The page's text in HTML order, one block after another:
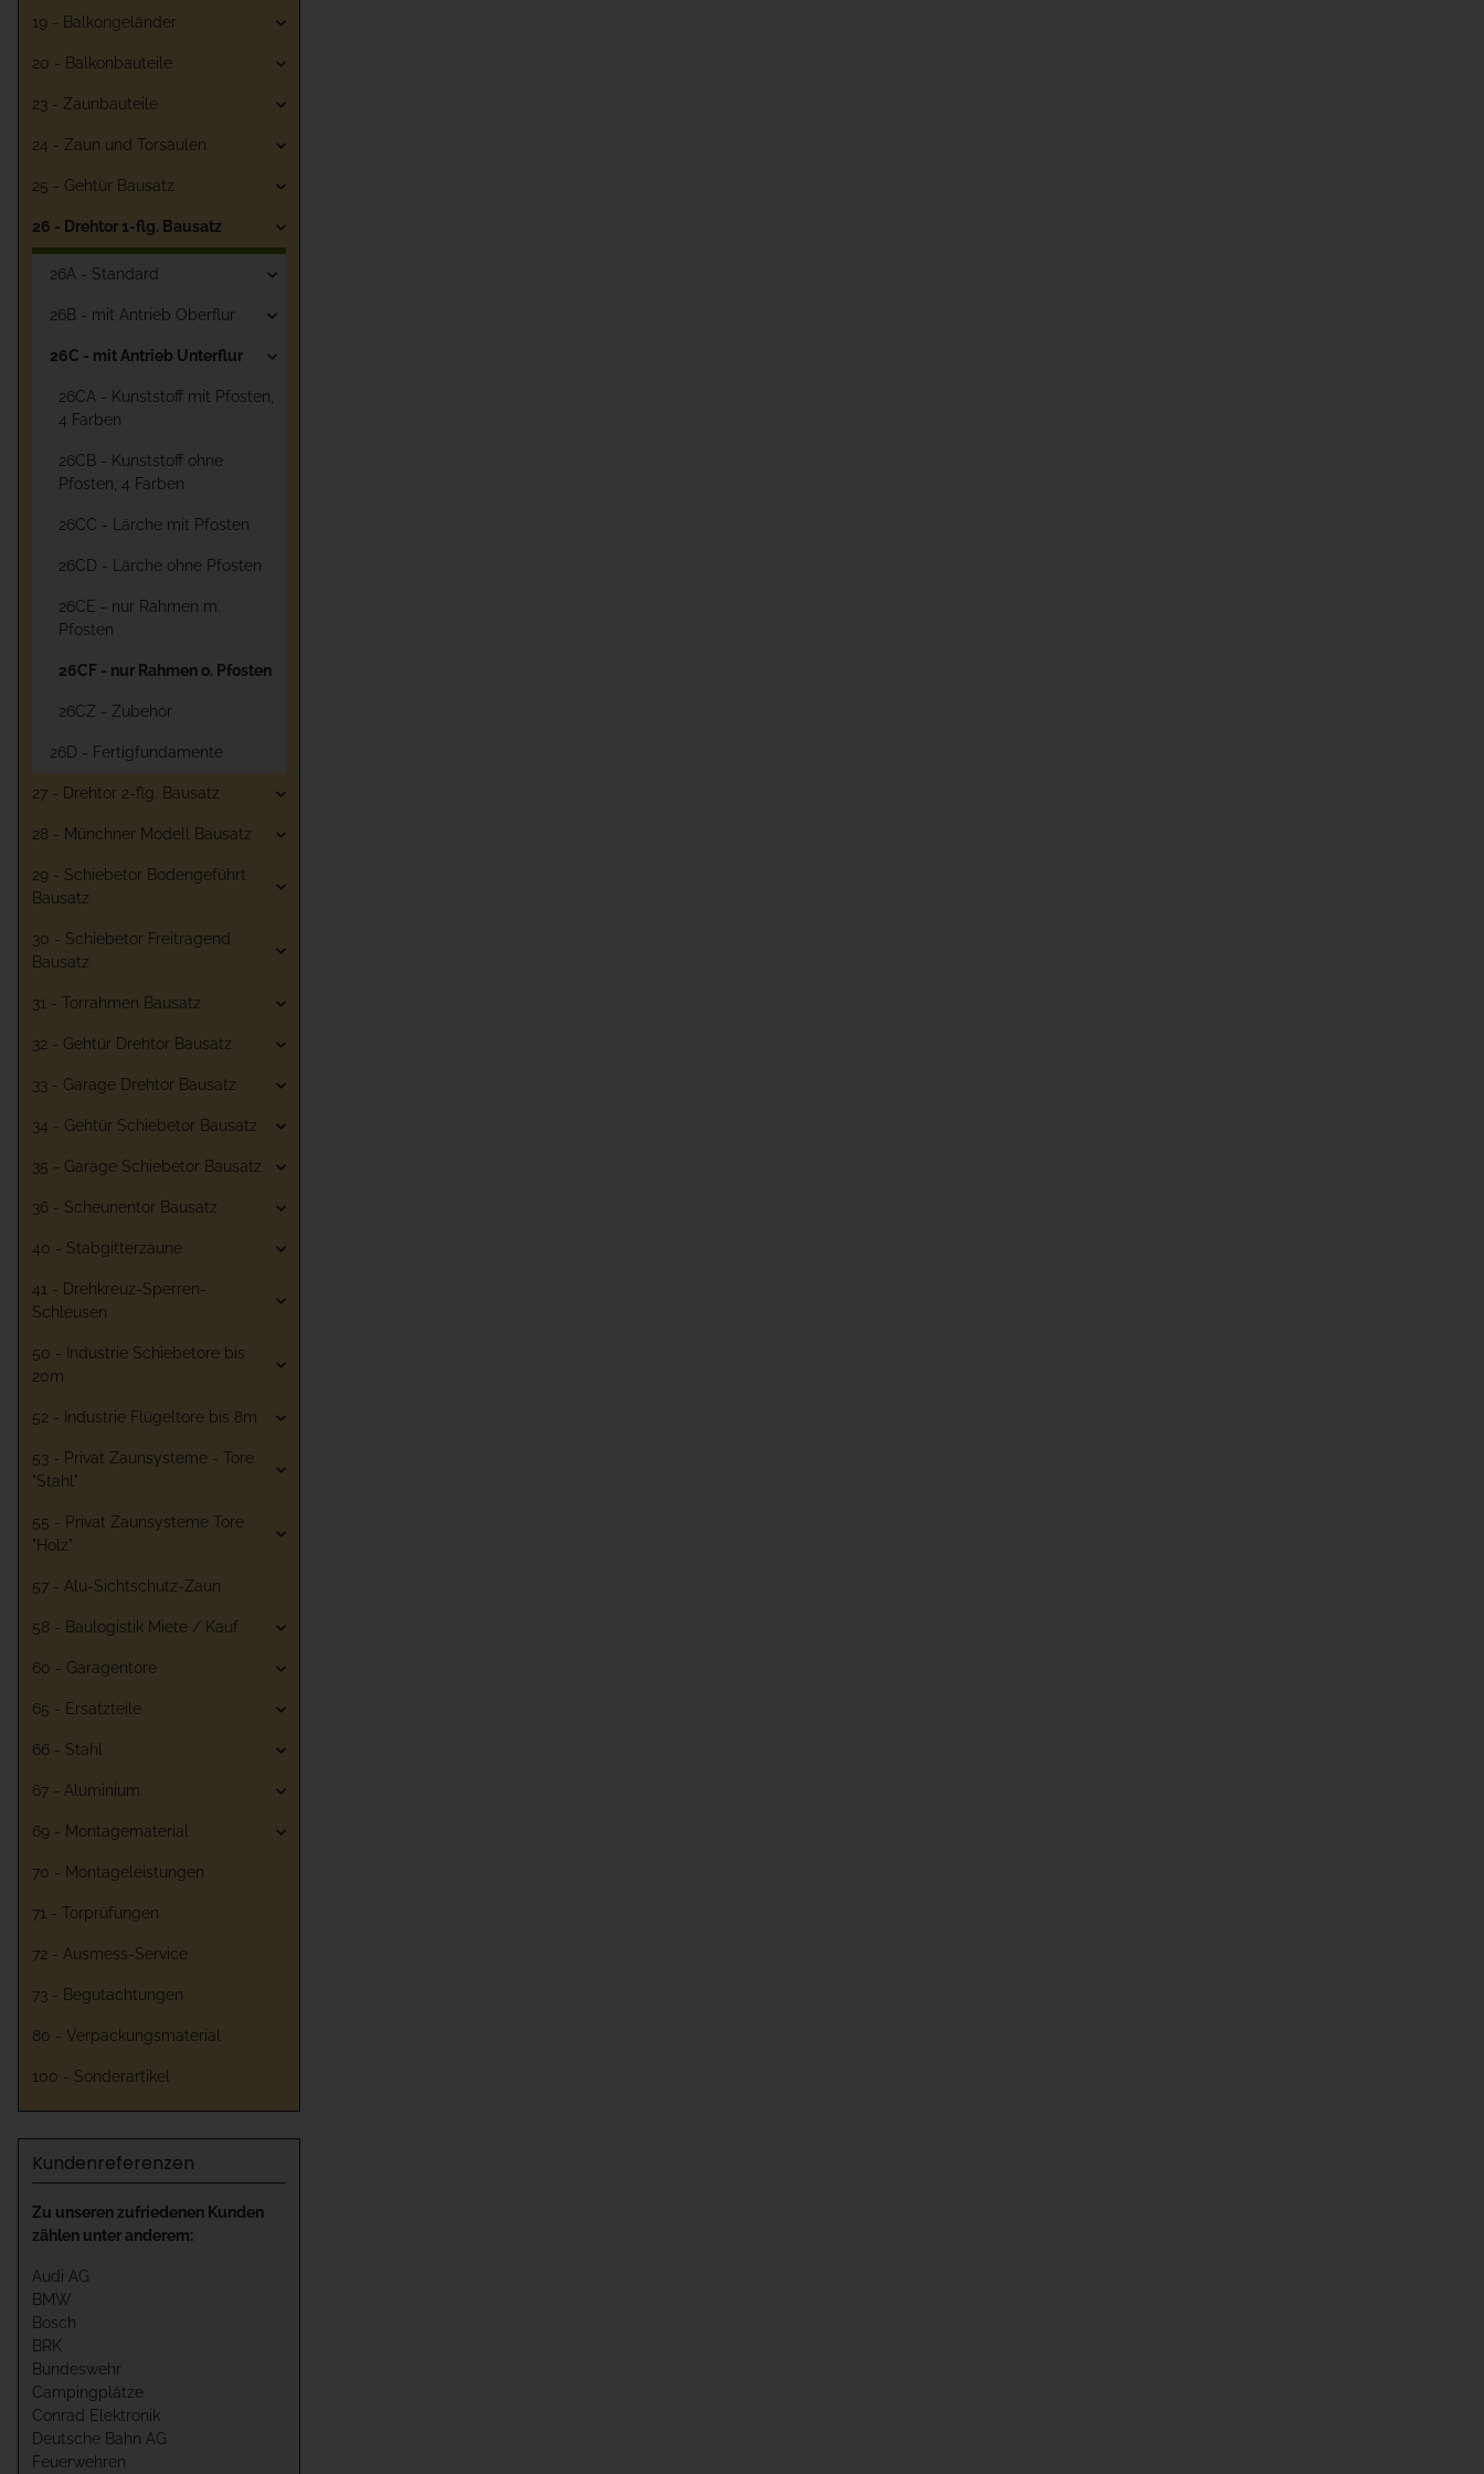
19 - Balkongeländer
20 - Balkonbauteile
23 - Zaunbauteile
24 - Zaun und Torsäulen
25 - Gehtür Bausatz
26 - Drehtor 1-flg. Bausatz
26A - Standard
26B - mit Antrieb Oberflur
26C - mit Antrieb Unterflur
26CA - Kunststoff mit Pfosten,
4 Farben
26CB - Kunststoff ohne
Pfosten, 4 Farben
26CC - Lärche mit Pfosten
26CD - Lärche ohne Pfosten
26CE - nur Rahmen m.
Pfosten
26CF - nur Rahmen o. Pfosten
26CZ - Zubehör
26D - Fertigfundamente
27 - Drehtor 2-flg. Bausatz
28 - Münchner Modell Bausatz
29 - Schiebetor Bodengeführt
Bausatz
30 - Schiebetor Freitragend
Bausatz
31 - Torrahmen Bausatz
32 - Gehtür Drehtor Bausatz
33 - Garage Drehtor Bausatz
34 - Gehtür Schiebetor Bausatz
35 - Garage Schiebetor Bausatz
36 - Scheunentor Bausatz
40 - Stabgitterzäune
41 - Drehkreuz-Sperren-
Schleusen
50 - Industrie Schiebetore bis
20m
52 - Industrie Flügeltore bis 8m
53 - Privat Zaunsysteme - Tore
"Stahl"
55 - Privat Zaunsysteme Tore
"Holz"
57 - Alu-Sichtschutz-Zaun
58 - Baulogistik Miete / Kauf
60 - Garagentore
65 - Ersatzteile
66 - Stahl
67 - Aluminium
69 - Montagematerial
70 - Montageleistungen
71 - Torprüfungen
72 - Ausmess-Service
73 - Begutachtungen
80 - Verpackungsmaterial
100 - Sonderartikel
Kundenreferenzen
Zu unseren zufriedenen Kunden
zählen unter anderem:
Audi AG
BMW
Bosch
BRK
Bundeswehr
Campingplätze
Conrad Elektronik
Deutsche Bahn AG
Feuerwehren